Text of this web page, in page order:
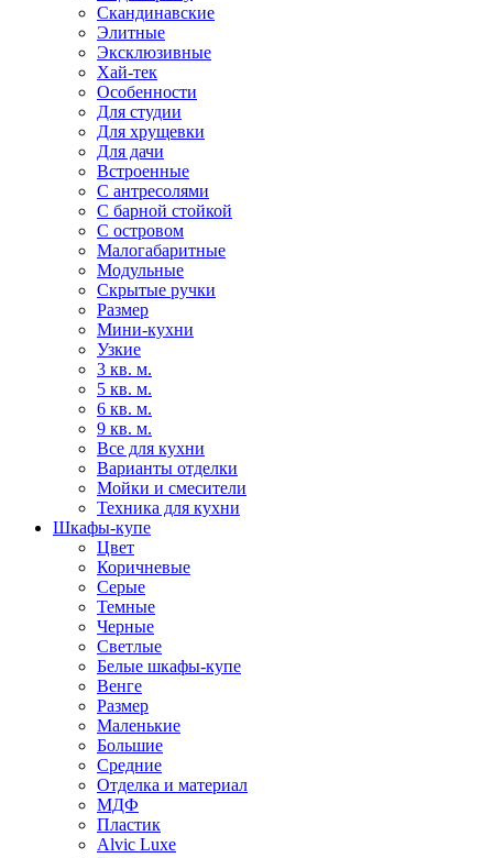
Скандинавские
Элитные
Эксклюзивные
Хай-тек
Особенности
Для студии
Для хрущевки
Для дачи
Встроенные
С антресолями
С барной стойкой
С островом
Малогабаритные
Модульные
Скрытые ручки
Размер
Мини-кухни
Узкие
3 кв. м.
5 кв. м.
6 кв. м.
9 кв. м.
Все для кухни
Варианты отделки
Мойки и смесители
Техника для кухни
Шкафы-купе
Цвет
Коричневые
Серые
Темные
Черные
Светлые
Белые шкафы-купе
Венге
Размер
Маленькие
Большие
Средние
Отделка и материал
МДФ
Пластик
Alvic Luxe